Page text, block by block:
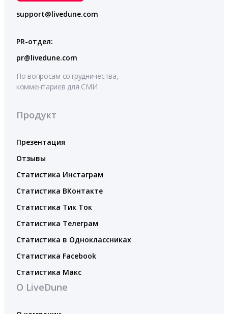
support@livedune.com
PR-отдел:
pr@livedune.com
По вопросам сотрудничества,
комментариев для СМИ
Продукт
Презентация
Отзывы
Статистика Инстаграм
Статистика ВКонтакте
Статистика Тик Ток
Статистика Телеграм
Статистика в Одноклассниках
Статистика Facebook
Статистика Макс
О LiveDune